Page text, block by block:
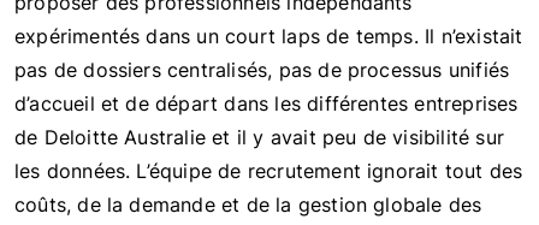
expérimentés dans un court laps de temps. Il n’existait
pas de dossiers centralisés, pas de processus unifiés
d’accueil et de départ dans les différentes entreprises
de Deloitte Australie et il y avait peu de visibilité sur
les données. L’équipe de recrutement ignorait tout des
coûts, de la demande et de la gestion globale des